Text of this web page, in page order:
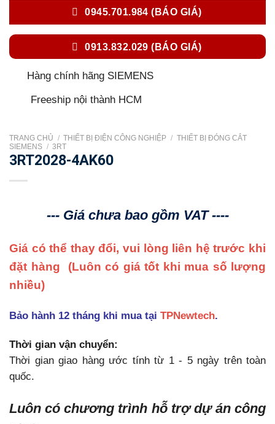
0945.701.984 (BÁO GIÁ)
0913.832.029 (BÁO GIÁ)
Hàng chính hãng SIEMENS
Freeship nội thành HCM
TRANG CHỦ / THIẾT BỊ ĐIỆN CÔNG NGHIỆP / THIẾT BỊ ĐÓNG CẮT
SIEMENS / 3RT
3RT2028-4AK60
--- Giá chưa bao gồm VAT ----
Giá có thể thay đổi, vui lòng liên hệ trước khi
đặt hàng (Luôn có giá tốt khi mua số lượng
nhiều)
Bảo hành 12 tháng khi mua tại TPNewtech.
Thời gian vận chuyển:
Thời gian giao hàng ước tính từ 1 - 5 ngày trên toàn
quốc.
Luôn có chương trình hỗ trợ dự án công